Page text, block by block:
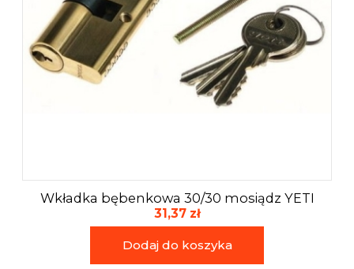
Wkładka bębenkowa 30/30 mosiądz YETI
31,37 zł
Dodaj do koszyka